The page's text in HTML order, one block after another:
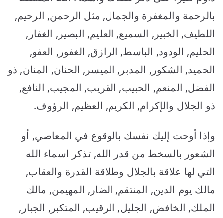
بالرحمة والمغفرة والجمال, مثل الرحمن, الرحيم,
اللطيف, الخبير, السميع, العليم, البصير, الغفار,
الحليم, الودود, الباسط, الرازق, الغفور, العفو,
الحميد, الشكور, المدبر, الميسر, الحنان, المنان, ذو
الفضل, المنعم, الحبيب, القريب, المجيب, النافع,
ذو الجلال والإكرام, الكريم, العظيم, الرؤوف.
وإذا أوحت إليك نفسك بالوقوع في المعاصي, أو
الشعور بالسخط من قدر الله, تذكر اسماء الله
التي لها علاقة بالجلال وطلاقة القدرة والعقاب,
مالك يوم الدين, المنتقم, الضار, المهيمن, مالك
الملك, الخافض, الجليل, الرقيب, المتكبر, الجبار,